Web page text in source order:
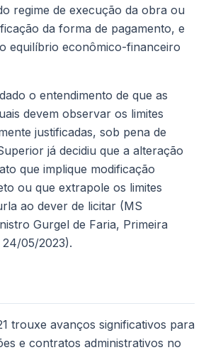
regime de execução da obra ou
da forma de pagamento, e
equilíbrio econômico-financeiro
o entendimento de que as
devem observar os limites
justificadas, sob pena de
já decidiu que a alteração
que implique modificação
ou que extrapole os limites
ao dever de licitar (MS
Gurgel de Faria, Primeira
24/05/2023).
trouxe avanços significativos para
e contratos administrativos no